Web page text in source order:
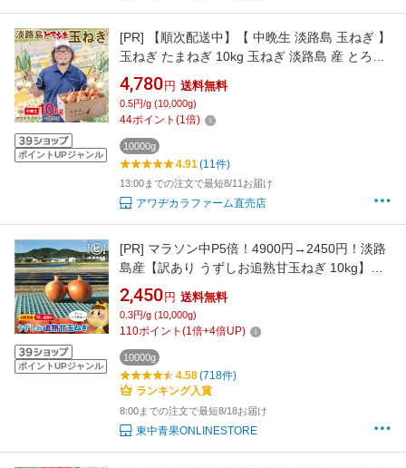
ポイントUPジャンル
[PR]
【順次配送中】【 中晩生 淡路島 玉ねぎ 】
玉ねぎ たまねぎ 10kg 玉ねぎ 淡路島 産 とろ甘
産地直送 送料無料 早生 無添加 タマネギ 玉葱
晩生 産地直送 淡路島たまねぎ 10K 10キロ 淡路
島産たまねぎ 淡路 とろ甘玉ねぎ 大容量 まとめ
4,780 円 送料無料
0.5円/g (10,000g)
44ポイント (1倍)
10000g
4.91(11件)
13:00までの注文で最短8/11お届け
アワヂカラファーム直売店
ポイントUPジャンル
[PR] マラソン中P5倍！4900円→2450円！淡路
島産【訳あり うずしお追熟甘玉ねぎ 10kg】東
中青果 うずしおファーム 玉ねぎ 新鮮 甘い 訳あ
り 限定品 絶品玉ねぎ ブランド玉ねぎ うずしお
甘玉ねぎ ひょうご安心ブランド認証玉ねぎ
2,450 円 送料無料
0.3円/g (10,000g)
110ポイント (1倍+4倍UP)
10000g
4.58(718件)
ランキング入賞
8:00までの注文で最短8/18お届け
東中青果ONLINESTORE